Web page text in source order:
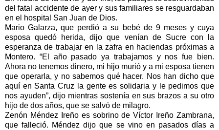
del fatal accidente de ayer y sus familiares se resguardaban
en el hospital San Juan de Dios.
Mario Galarza, que perdió a su bebé de 9 meses y cuya
esposa quedó herida, dijo que venían de Sucre con la
esperanza de trabajar en la zafra en haciendas próximas a
Montero. “El año pasado ya trabajamos y nos fue bien.
Ahora no tenemos dinero, mi hijo murió y a mi esposa tienen
que operarla, y no sabemos qué hacer. Nos han dicho que
aquí en Santa Cruz la gente es solidaria y le pedimos que
nos ayuden”, dijo mientras sostenía en sus brazos a su otro
hijo de dos años, que se salvó de milagro.
Zenón Méndez Ireño es sobrino de Víctor Ireño Zambrana,
que falleció. Méndez dijo que se vino en pasados días a